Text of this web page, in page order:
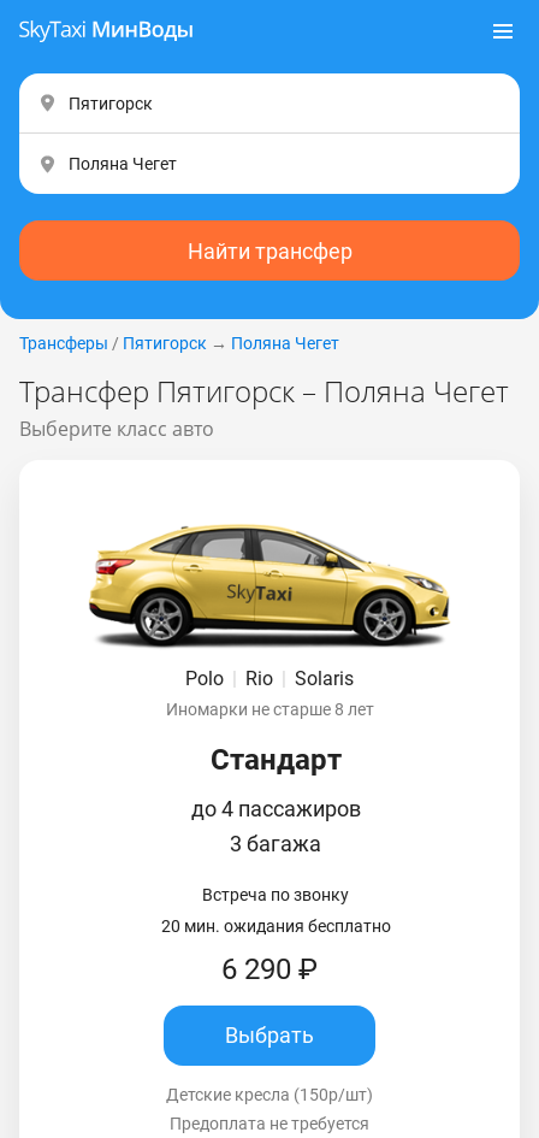
Найти трансфер
Трансферы / Пятигорск → Поляна Чегет
Трансфер Пятигорск – Поляна Чегет
Выберите класс авто
Polo | Rio | Solaris
Иномарки не старше 8 лет
Стандарт
до 4 пассажиров
3 багажа
Встреча по звонку
20 мин. ожидания бесплатно
6 290 ₽
Выбрать
Детские кресла (150р/шт)
Предоплата не требуется